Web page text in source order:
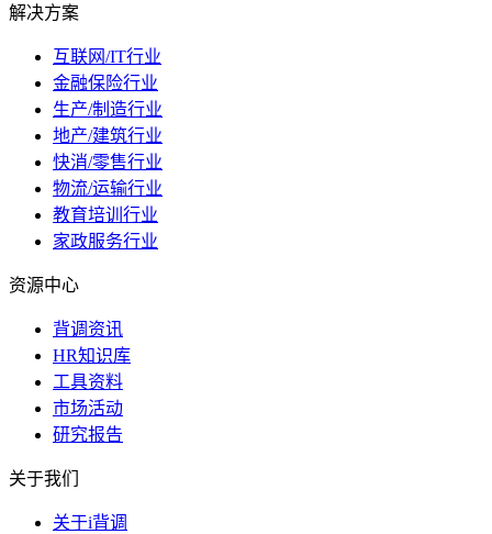
解决方案
互联网/IT行业
金融保险行业
生产/制造行业
地产/建筑行业
快消/零售行业
物流/运输行业
教育培训行业
家政服务行业
资源中心
背调资讯
HR知识库
工具资料
市场活动
研究报告
关于我们
关于i背调